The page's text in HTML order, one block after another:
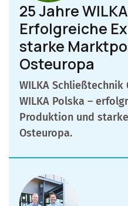
25 Jahre
Erfolgreiche
starke
Osteuropa
WILKA Schließtechnik
WILKA Polska –
Produktion und
Osteuropa.